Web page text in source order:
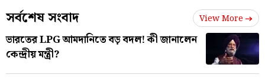
সর্বশেষ সংবাদ View More
ভারতের LPG আমদানিতে বড় বদল! কী জানালেন
কেন্দ্রীয় মন্ত্রী?